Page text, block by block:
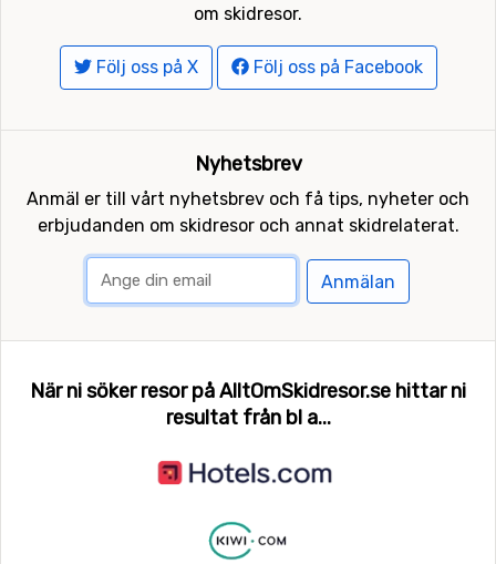
om skidresor.
Följ oss på X Följ oss på Facebook
Nyhetsbrev
Anmäl er till vårt nyhetsbrev och få tips, nyheter och
erbjudanden om skidresor och annat skidrelaterat.
Anmälan
När ni söker resor på AlltOmSkidresor.se hittar ni
resultat från bl a...